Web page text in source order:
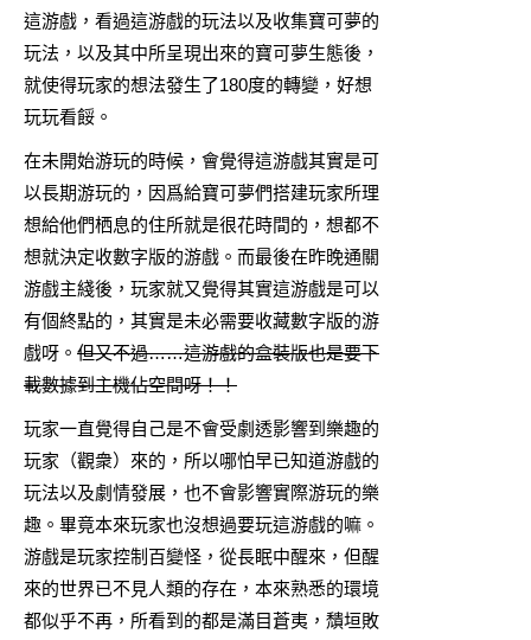
這游戲，看過這游戲的玩法以及收集寶可夢的
玩法，以及其中所呈現出來的寶可夢生態後，
就使得玩家的想法發生了180度的轉變，好想
玩玩看餒。
在未開始游玩的時候，會覺得這游戲其實是可
以長期游玩的，因爲給寶可夢們搭建玩家所理
想給他們栖息的住所就是很花時間的，想都不
想就決定收數字版的游戲。而最後在昨晚通關
游戲主綫後，玩家就又覺得其實這游戲是可以
有個終點的，其實是未必需要收藏數字版的游
戲呀。 但又不過……這游戲的盒裝版也是要下
載數據到主機佔空間呀！！
玩家一直覺得自己是不會受劇透影響到樂趣的
玩家（觀衆）來的，所以哪怕早已知道游戲的
玩法以及劇情發展，也不會影響實際游玩的樂
趣。畢竟本來玩家也沒想過要玩這游戲的嘛。
游戲是玩家控制百變怪，從長眠中醒來，但醒
來的世界已不見人類的存在，本來熟悉的環境
都似乎不再，所看到的都是滿目蒼夷，穨垣敗